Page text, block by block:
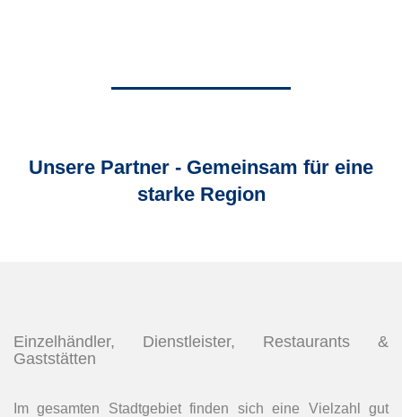
Unsere Partner - Gemeinsam für eine
starke Region
Einzelhändler, Dienstleister, Restaurants &
Gaststätten
Im gesamten Stadtgebiet finden sich eine Vielzahl gut